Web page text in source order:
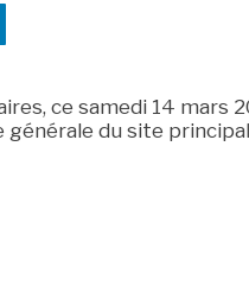
ce samedi 14 mars
du site